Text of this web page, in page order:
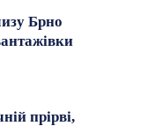
Брно
прірві,